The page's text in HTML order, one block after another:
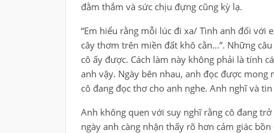
đằm thắm và sức chịu đựng cũng kỳ lạ.
“Em hiểu rằng mỗi lúc đi xa/ Tình anh đối với
cây thơm trên miền đất khô cằn…”. Những
cô ấy được. Cách làm này không phải là tính
anh vậy. Ngày bên nhau, anh đọc được
cô đang đọc thơ cho anh nghe. Anh nghĩ và
Anh không quen với suy nghĩ rằng cô đang
ngày anh càng nhận thấy rõ hơn cảm giác